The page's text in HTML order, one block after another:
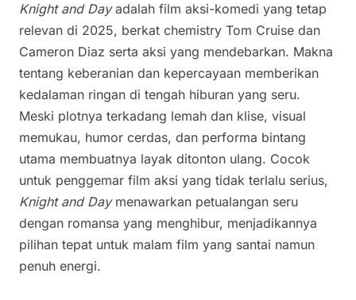
Knight and Dayadalah film aksi-komedi yang tetap
relevan di 2025, berkat chemistry Tom Cruise dan
Cameron Diaz serta aksi yang mendebarkan. Makna
tentang keberanian dan kepercayaan memberikan
kedalaman ringan di tengah hiburan yang seru.
Meski plotnya terkadang lemah dan klise, visual
memukau, humor cerdas, dan performa bintang
utama membuatnya layak ditonton ulang. Cocok
untuk penggemar film aksi yang tidak terlalu serius,
Knight and Daymenawarkan petualangan seru
dengan romansa yang menghibur, menjadikannya
pilihan tepat untuk malam film yang santai namun
penuh energi.